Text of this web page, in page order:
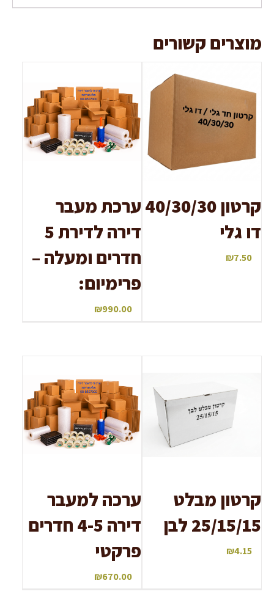
מוצרים קשורים
קרטון 40/30/30
דו גלי
₪7.50
ערכת מעבר
דירה לדירת 5
חדרים ומעלה –
פרימיום:
₪990.00
קרטון מבלט
25/15/15 לבן
₪4.15
ערכה למעבר
דירה 4-5 חדרים
פרקטי
₪670.00